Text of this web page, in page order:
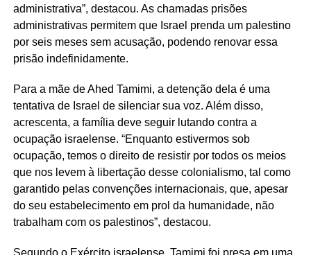
administrativa”, destacou. As chamadas prisões
administrativas permitem que Israel prenda um palestino
por seis meses sem acusação, podendo renovar essa
prisão indefinidamente.
Para a mãe de Ahed Tamimi, a detenção dela é uma
tentativa de Israel de silenciar sua voz. Além disso,
acrescenta, a família deve seguir lutando contra a
ocupação israelense. “Enquanto estivermos sob
ocupação, temos o direito de resistir por todos os meios
que nos levem à libertação desse colonialismo, tal como
garantido pelas convenções internacionais, que, apesar
do seu estabelecimento em prol da humanidade, não
trabalham com os palestinos”, destacou.